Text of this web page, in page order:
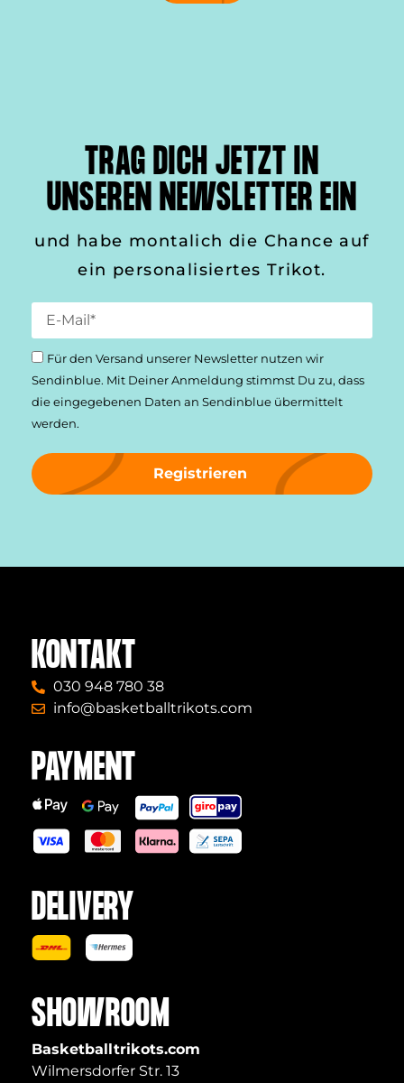
TRAG DICH JETZT IN
UNSEREN NEWSLETTER EIN
und habe montalich die Chance auf
ein personalisiertes Trikot.
Für den Versand unserer Newsletter nutzen wir
Sendinblue. Mit Deiner Anmeldung stimmst Du zu, dass
die einge­gebenen Daten an Sendinblue übermittelt
werden.
Registrieren
KONTAKT
030 948 780 38
info@basketballtrikots.com
PAYMENT
DELIVERY
SHOWROOM
Basketballtrikots.com
Wilmersdorfer Str. 13